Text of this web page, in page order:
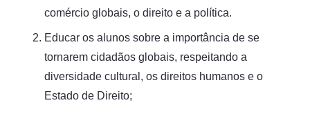
comércio globais, o direito e a política.
Educar os alunos sobre a importância de se
tornarem cidadãos globais, respeitando a
diversidade cultural, os direitos humanos e o
Estado de Direito;